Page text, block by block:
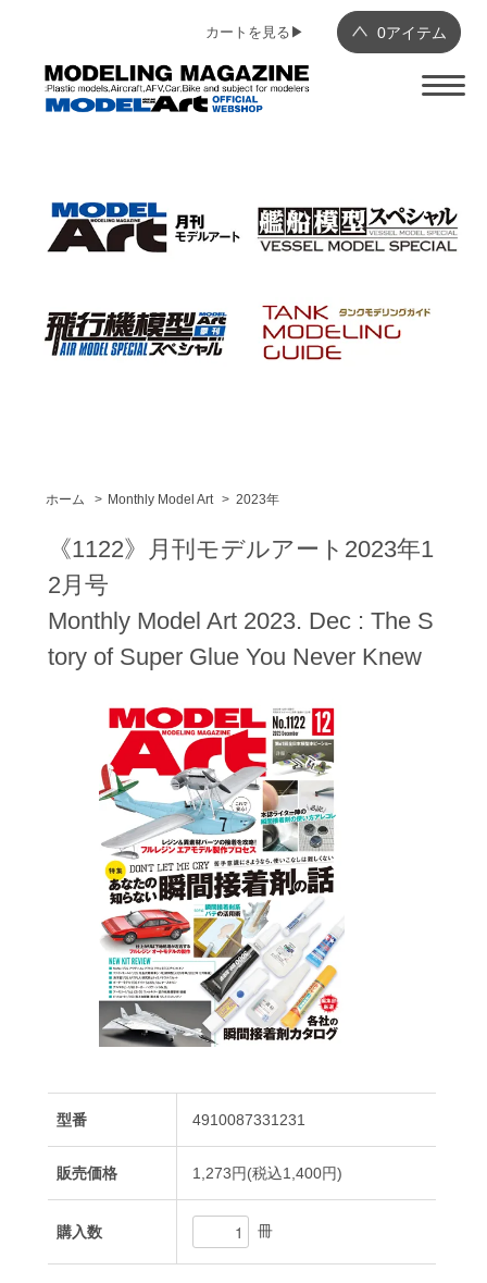
0アイテム
カートを見る▶︎
ホーム > Monthly Model Art > 2023年
《1122》月刊モデルアート2023年1
2月号
Monthly Model Art 2023. Dec : The S
tory of Super Glue You Never Knew
型番 4910087331231
販売価格 1,273円(税込1,400円)
購入数 冊